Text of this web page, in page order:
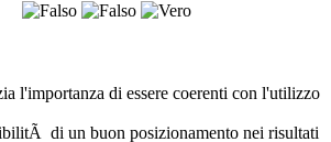
l'importanza di essere coerenti con l'utilizzo
di un buon posizionamento nei risultati